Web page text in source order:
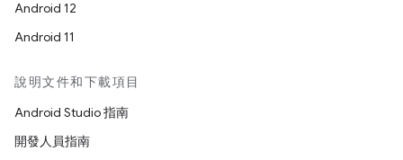
Android 12
Android 11
說明文件和下載項目
Android Studio 指南
開發人員指南